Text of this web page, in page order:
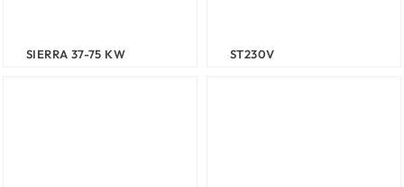
SIERRA 37-75 KW ST230V